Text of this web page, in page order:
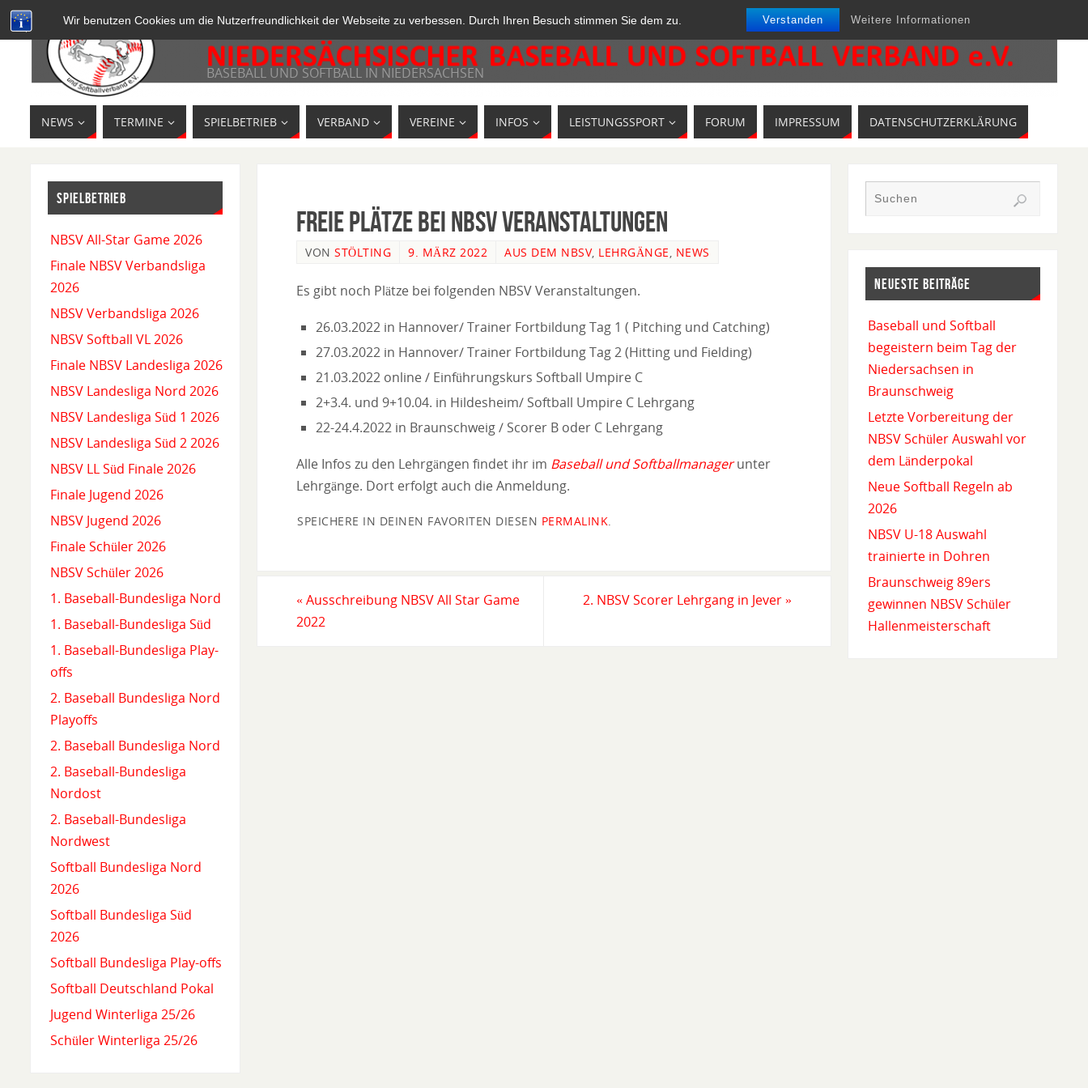
Wir benutzen Cookies um die Nutzerfreundlichkeit der Webseite zu verbessen. Durch Ihren Besuch stimmen Sie dem zu. Verstanden Weitere Informationen
BASEBALL UND SOFTBALL IN NIEDERSACHSEN
NEWS TERMINE SPIELBETRIEB VERBAND VEREINE INFOS LEISTUNGSSPORT FORUM IMPRESSUM DATENSCHUTZERKLÄRUNG
Freie Plätze bei NBSV Veranstaltungen
VON STÖLTING 9. MÄRZ 2022 AUS DEM NBSV, LEHRGÄNGE, NEWS
Es gibt noch Plätze bei folgenden NBSV Veranstaltungen.
26.03.2022 in Hannover/ Trainer Fortbildung Tag 1 ( Pitching und Catching)
27.03.2022 in Hannover/ Trainer Fortbildung Tag 2 (Hitting und Fielding)
21.03.2022 online / Einführungskurs Softball Umpire C
2+3.4. und 9+10.04. in Hildesheim/ Softball Umpire C Lehrgang
22-24.4.2022 in Braunschweig / Scorer B oder C Lehrgang
Alle Infos zu den Lehrgängen findet ihr im Baseball und Softballmanagerunter
Lehrgänge. Dort erfolgt auch die Anmeldung.
SPEICHERE IN DEINEN FAVORITEN DIESEN PERMALINK
« Ausschreibung NBSV All Star Game
2022
2. NBSV Scorer Lehrgang in Jever »
SPIELBETRIEB
NBSV All-Star Game 2026
Finale NBSV Verbandsliga
2026
NBSV Verbandsliga 2026
NBSV Softball VL 2026
Finale NBSV Landesliga 2026
NBSV Landesliga Nord 2026
NBSV Landesliga Süd 1 2026
NBSV Landesliga Süd 2 2026
NBSV LL Süd Finale 2026
Finale Jugend 2026
NBSV Jugend 2026
Finale Schüler 2026
NBSV Schüler 2026
1. Baseball-Bundesliga Nord
1. Baseball-Bundesliga Süd
1. Baseball-Bundesliga Play-
offs
2. Baseball Bundesliga Nord
Playoffs
2. Baseball Bundesliga Nord
2. Baseball-Bundesliga
Nordost
2. Baseball-Bundesliga
Nordwest
Softball Bundesliga Nord
2026
Softball Bundesliga Süd
2026
Softball Bundesliga Play-offs
Softball Deutschland Pokal
Jugend Winterliga 25/26
Schüler Winterliga 25/26
NEUESTE BEITRÄGE
Baseball und Softball
begeistern beim Tag der
Niedersachsen in
Braunschweig
Letzte Vorbereitung der
NBSV Schüler Auswahl vor
dem Länderpokal
Neue Softball Regeln ab
2026
NBSV U-18 Auswahl
trainierte in Dohren
Braunschweig 89ers
gewinnen NBSV Schüler
Hallenmeisterschaft